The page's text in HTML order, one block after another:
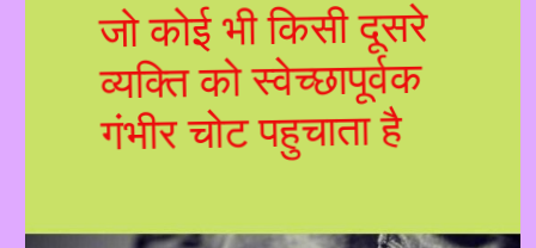
जो कोई भी किसी दूसरे
व्यक्ति को स्वेच्छापूर्वक
गंभीर चोट पहुचाता है